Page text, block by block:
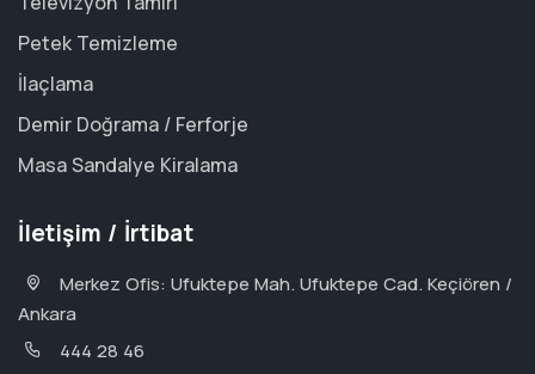
Petek Temizleme
İlaçlama
Demir Doğrama / Ferforje
Masa Sandalye Kiralama
İletişim / İrtibat
Merkez Ofis: Ufuktepe Mah. Ufuktepe Cad. Keçiören /
Ankara
444 28 46